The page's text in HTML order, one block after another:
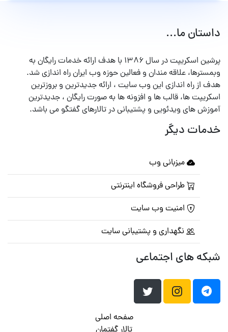
داستان ما...
پرشین اسکریپت در سال ۱۳۸۶ با هدف ارائه خدمات رایگان به
وبمسترها، علاقه مندان و فعالین حوزه وب ایران راه اندازی شد.
هدف از راه اندازی این وب سایت ، ارائه جدیدترین و بروزترین
اسکریپت ها، قالب ها و افزونه ها به صورت رایگان ، جدیدترین
آموزش های ویدئویی و پشتیبانی در تالارهای گفتگو می باشد.
خدمات دیگر
میزبانی وب
طراحی فروشگاه اینترنتی
امنیت وب سایت
نگهداری و پشتیبانی سایت
شبکه های اجتماعی
صفحه اصلی